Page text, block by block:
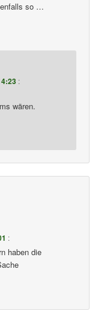
so …
:
wären.
:
haben die